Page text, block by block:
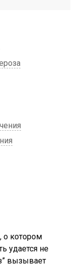
о котором
удается не
вызывает